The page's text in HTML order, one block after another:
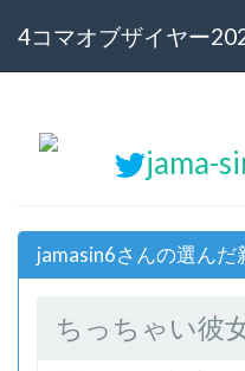
4コマオブザイヤー
jama-
jamasin6さんの選ん
ちっちゃい彼